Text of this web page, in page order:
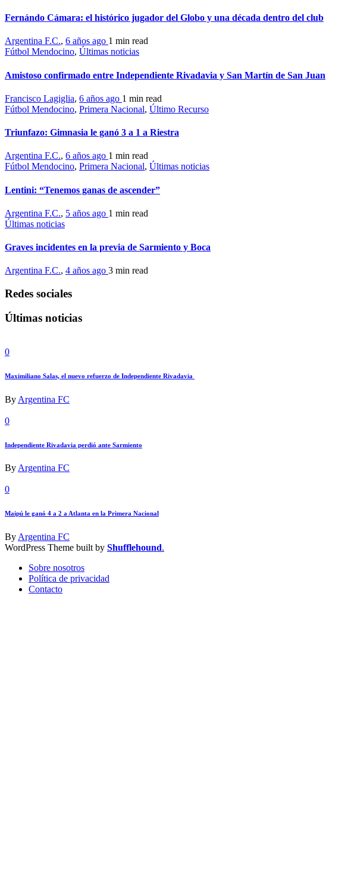
Fernándo Cámara: el histórico jugador del Globo y una década dentro del club
Argentina F.C., 6 años ago 1 min read
Fútbol Mendocino, Últimas noticias
Amistoso confirmado entre Independiente Rivadavia y San Martín de San Juan
Francisco Lagiglia, 6 años ago 1 min read
Fútbol Mendocino, Primera Nacional, Último Recurso
Triunfazo: Gimnasia le ganó 3 a 1 a Riestra
Argentina F.C., 6 años ago 1 min read
Fútbol Mendocino, Primera Nacional, Últimas noticias
Lentini: “Tenemos ganas de ascender”
Argentina F.C., 5 años ago 1 min read
Últimas noticias
Graves incidentes en la previa de Sarmiento y Boca
Argentina F.C., 4 años ago 3 min read
Redes sociales
Últimas noticias
0
Maximiliano Salas, el nuevo refuerzo de Independiente Rivadavia
By Argentina FC
0
Independiente Rivadavia perdió ante Sarmiento
ByArgentina FC
0
Maipú le ganó 4 a 2 a Atlanta en la Primera Nacional
ByArgentina FC
WordPress Theme built by Shufflehound.
Sobre nosotros
Política de privacidad
Contacto